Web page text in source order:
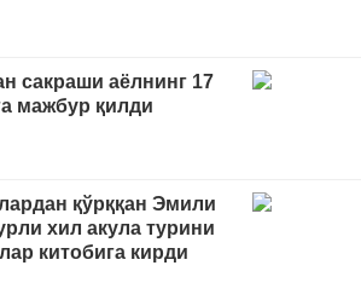
сакраши аёлнинг 17
мажбур қилди
қўрққан Эмили
хил акула турини
китобига кирди